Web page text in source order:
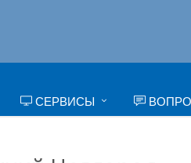
СЕРВИСЫ